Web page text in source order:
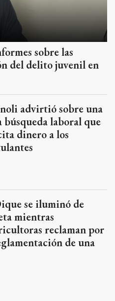
sobre las
del delito juvenil en
advirtió sobre una
búsqueda laboral que
dinero a los
se iluminó de
mientras
reclaman por
de una